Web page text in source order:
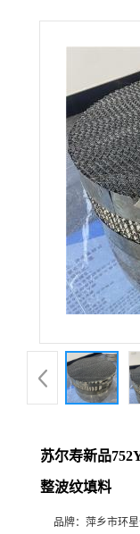
苏尔寿新品
整波纹填料
品牌： 萍乡市环星